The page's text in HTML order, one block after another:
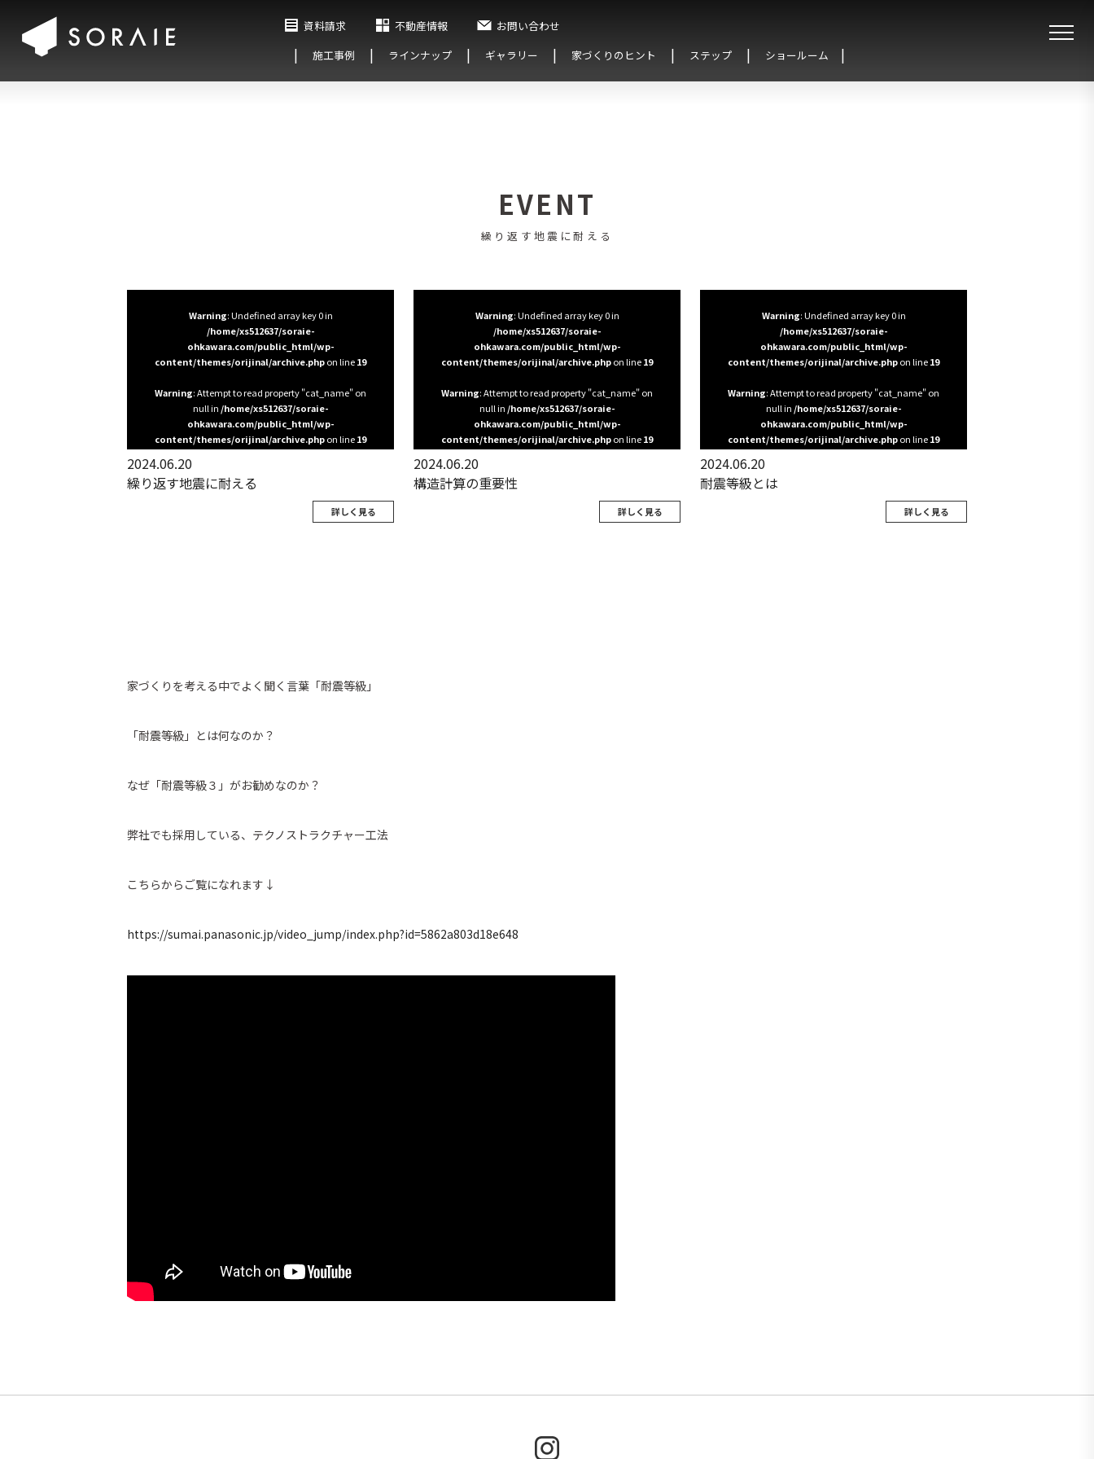
資料請求 不動産情報
お問い合わせ
施工事例
ラインナップ ギャラリー 家づくりのヒント ステップ ショールーム
EVENT
繰り返す地震に耐える
Warning: Undefined array key 0 in
/home/xs512637/soraie-
ohkawara.com/public_html/wp-
content/themes/orijinal/archive.phpon line19
Warning: Attempt to read property "cat_name" on
null in /home/xs512637/soraie-
ohkawara.com/public_html/wp-
content/themes/orijinal/archive.phpon line19
2024.06.20
繰り返す地震に耐える
詳しく見る
Warning: Undefined array key 0 in
/home/xs512637/soraie-
ohkawara.com/public_html/wp-
content/themes/orijinal/archive.phpon line19
Warning: Attempt to read property "cat_name" on
null in /home/xs512637/soraie-
ohkawara.com/public_html/wp-
content/themes/orijinal/archive.phpon line19
2024.06.20
構造計算の重要性
詳しく見る
Warning: Undefined array key 0 in
/home/xs512637/soraie-
ohkawara.com/public_html/wp-
content/themes/orijinal/archive.phpon line19
Warning: Attempt to read property "cat_name" on
null in /home/xs512637/soraie-
ohkawara.com/public_html/wp-
content/themes/orijinal/archive.phpon line19
2024.06.20
耐震等級とは
詳しく見る
家づくりを考える中でよく聞く言葉「耐震等級」
「耐震等級」とは何なのか？
なぜ「耐震等級３」がお勧めなのか？
弊社でも採用している、テクノストラクチャー工法
こちらからご覧になれます↓
https://sumai.panasonic.jp/video_jump/index.php?id=5862a803d18e648